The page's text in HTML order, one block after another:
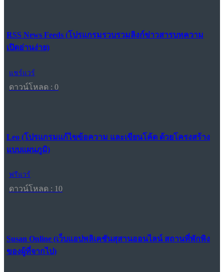
RSS News Feeds (โปรแกรมรวบรวมลิงก์ข่าวสารบทความ
เปิดอ่านง่าย)
แชร์แวร์
ดาวน์โหลด : 0
Leo (โปรแกรมแก้ไขข้อความ และเขียนโค้ด ด้วยโครงสร้าง
แบบแผนภูมิ)
ฟรีแวร์
ดาวน์โหลด : 10
Susan Online (เว็บแอปพลิเคชันสุสานออนไลน์ สถานที่พักพิง
ของผู้ที่จากไป)